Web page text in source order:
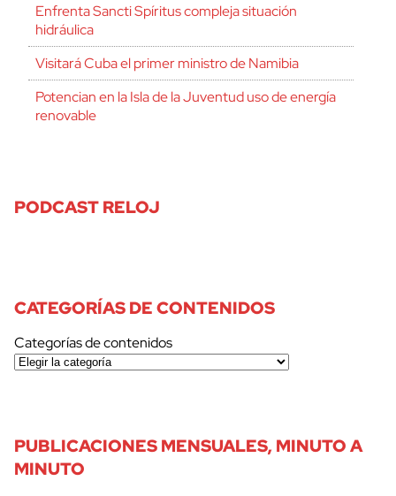
Enfrenta Sancti Spíritus compleja situación
hidráulica
Visitará Cuba el primer ministro de Namibia
Potencian en la Isla de la Juventud uso de energía
renovable
PODCAST RELOJ
CATEGORÍAS DE CONTENIDOS
Categorías de contenidos
PUBLICACIONES MENSUALES, MINUTO A
MINUTO